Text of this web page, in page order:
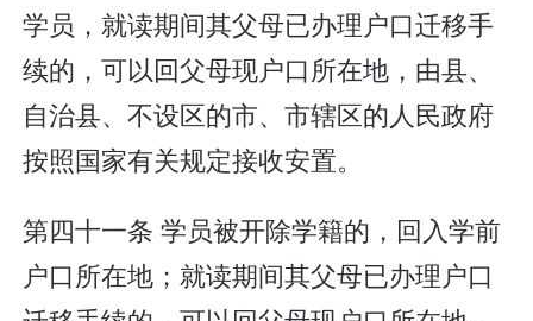
学员，就读期间其父母已办理户口迁移手
续的，可以回父母现户口所在地，由县、
自治县、不设区的市、市辖区的人民政府
按照国家有关规定接收安置。
第四十一条 学员被开除学籍的，回入学前
户口所在地；就读期间其父母已办理户口